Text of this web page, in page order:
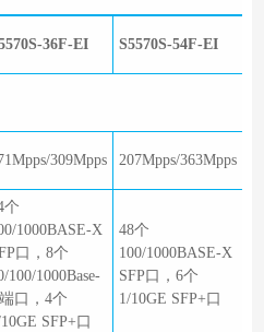
36F-EI S5570S-54F-EI
309Mpps 207Mpps/363Mpps
个
1000BASE-X
口，8个
100/1000Base-
口，4个
SFP+口
48个
100/1000BASE-X
SFP口，6个
1/10GE SFP+口